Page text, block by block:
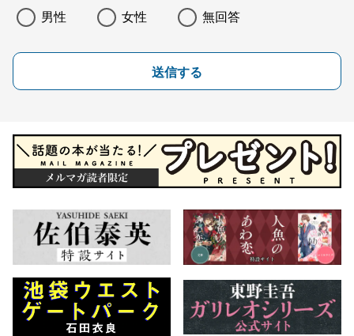
男性 女性 無回答
送信する